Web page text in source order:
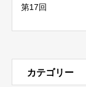
第17回
カテゴリー